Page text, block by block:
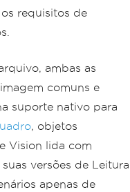
requisitos de
ambas as
comuns e
suporte nativo para
, objetos
Vision lida com
versões de Leitura
apenas de